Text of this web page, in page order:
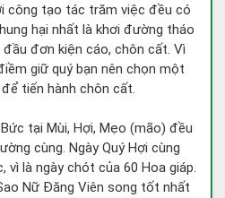
công tạo tác trăm việc đều có
hại nhất là khơi đường tháo
đơn kiện cáo, chôn cất. Vì
giữ quý bạn nên chọn một
tiến hành chôn cất.
tại Mùi, Hợi, Mẹo (mão) đều
cùng. Ngày Quý Hợi cùng
vì là ngày chót của 60 Hoa giáp.
Nữ Đăng Viên song tốt nhất